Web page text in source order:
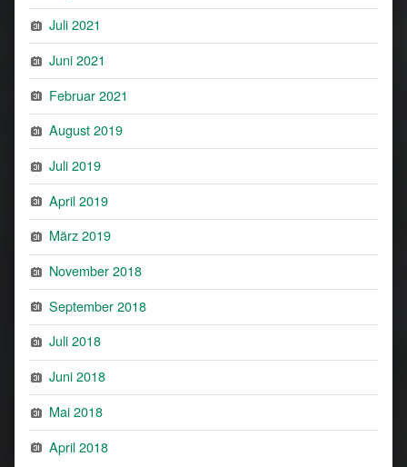
Juli 2021
Juni 2021
Februar 2021
August 2019
Juli 2019
April 2019
März 2019
November 2018
September 2018
Juli 2018
Juni 2018
Mai 2018
April 2018